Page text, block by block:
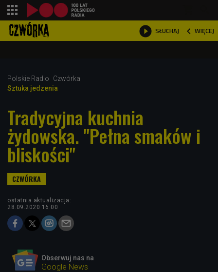
 SŁUCHAJ  WIĘCEJ

Polskie Radio
Czwórka
Sztuka jedzenia
Tradycyjna kuchnia
żydowska. "Pełna smaków i
bliskości"
ostatnia aktualizacja:
28.09.2020 16:00
Obserwuj nas na
Google News